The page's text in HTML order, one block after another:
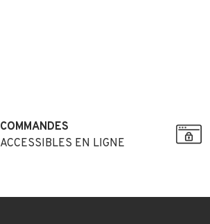
COMMANDES
ACCESSIBLES EN LIGNE